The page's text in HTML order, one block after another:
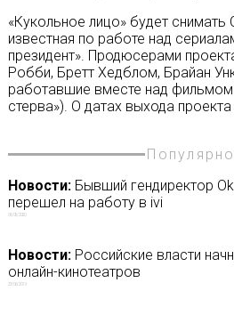
«Кукольное лицо» будет снимать
известная по работе над
президент». Продюсерами
Робби, Бретт Хедблом, Брайан
работавшие вместе над фильмом
стерва»). О датах выхода
Новости:Бывший гендиректор
перешел на работу в ivi
06/05/2020
Новости:Российские власти
онлайн-кинотеатров
23/06/2019